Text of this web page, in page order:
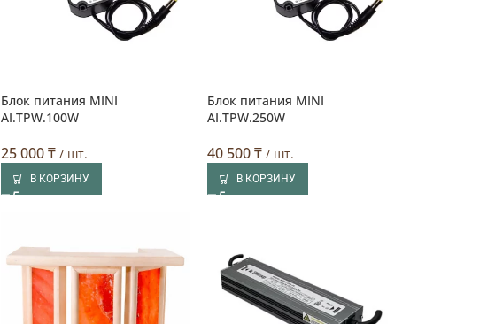
Блок питания MINI
AI.TPW.100W
25 000₸ / шт.
В КОРЗИНУ
Блок питания MINI
AI.TPW.250W
40 500₸/ шт.
В КОРЗИНУ